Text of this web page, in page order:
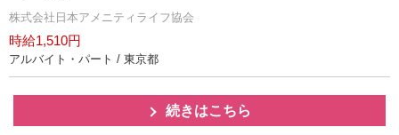
株式会社日本アメニティライフ協会
時給1,510円
アルバイト・パート / 東京都
続きはこちら